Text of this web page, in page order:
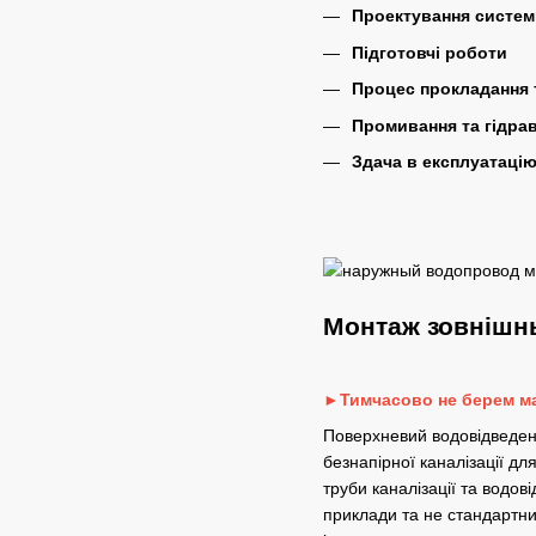
Проектування
Підготовчі роботи
Процес прокладання
Промивання та
Здача в експлуатацію
Монтаж
►Тимчасово не берем
Поверхневий
безнапірної каналізації
труби каналізації та
приклади та не